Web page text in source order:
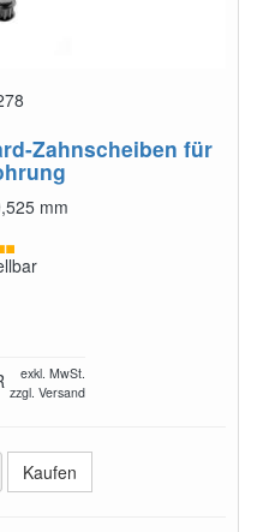
Zahnscheiben für
mm
exkl. MwSt.
zzgl. Versand